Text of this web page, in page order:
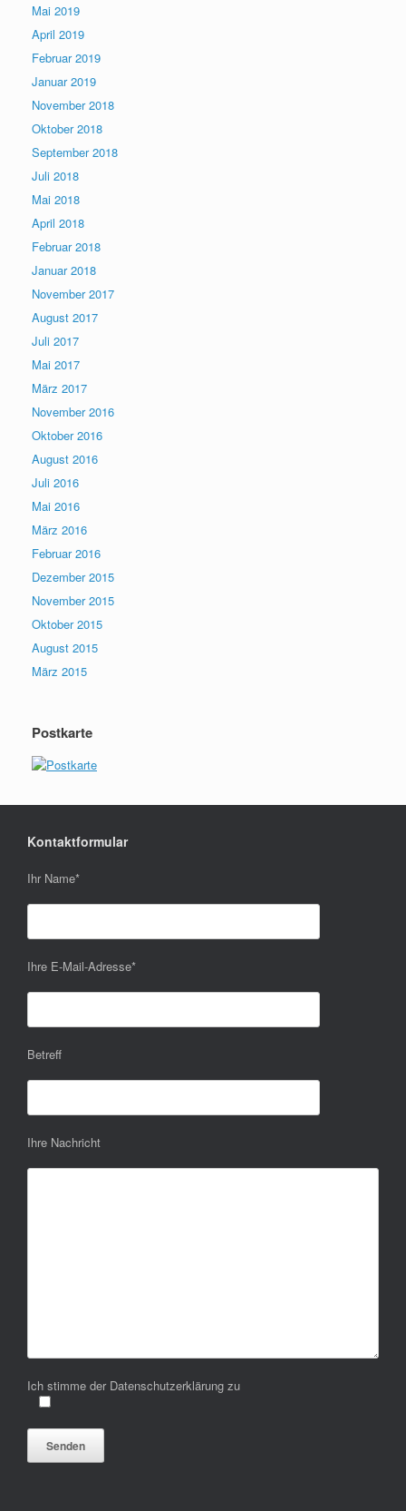
Mai 2019
April 2019
Februar 2019
Januar 2019
November 2018
Oktober 2018
September 2018
Juli 2018
Mai 2018
April 2018
Februar 2018
Januar 2018
November 2017
August 2017
Juli 2017
Mai 2017
März 2017
November 2016
Oktober 2016
August 2016
Juli 2016
Mai 2016
März 2016
Februar 2016
Dezember 2015
November 2015
Oktober 2015
August 2015
März 2015
Postkarte
Kontaktformular
Ihr Name*
Ihre E-Mail-Adresse*
Betreff
Ihre Nachricht
Ich stimme der Datenschutzerklärung zu
Bitte lasse dieses Feld leer.